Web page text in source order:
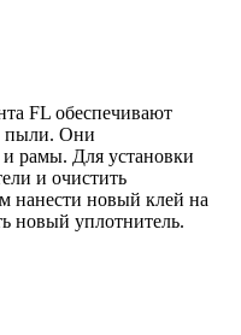
FL обеспечивают
пыли. Они
и рамы. Для установки
и очистить
нанести новый клей на
новый уплотнитель.